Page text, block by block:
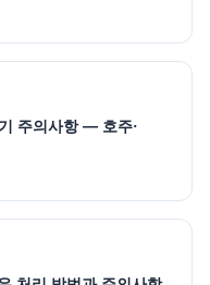
주의사항 — 호주·